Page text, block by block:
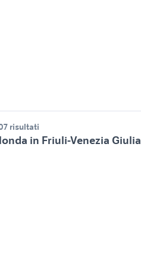
risultati
in Friuli-Venezia Giulia